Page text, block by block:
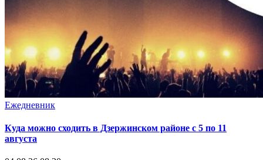
Ежедневник
Куда можно сходить в Дзержинском районе с 5 по 11
августа